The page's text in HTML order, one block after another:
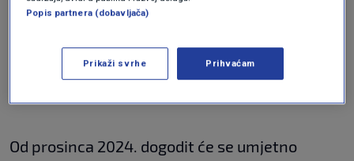
Eskalacija već sljedeće
godine?
Od prosinca 2024. dogodit će se umjetno
Popis partnera (dobavljača)
Prikaži svrhe Prihvaćam